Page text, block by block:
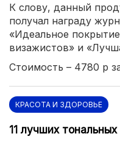
К слову, данный
получал награду
«Идеальное
визажистов» и
Стоимость – 4780 р
КРАСОТА И ЗДОРОВЬЕ
11 лучших тональных